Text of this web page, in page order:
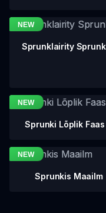
Sprunklairity
Sprunki Lõplik
Sprunkis Maailm